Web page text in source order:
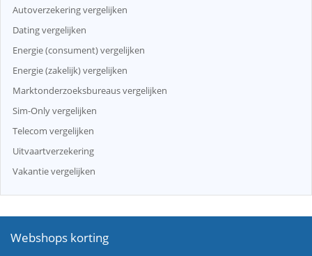
Autoverzekering vergelijken
Dating vergelijken
Energie (consument) vergelijken
Energie (zakelijk) vergelijken
Marktonderzoeksbureaus vergelijken
Sim-Only vergelijken
Telecom vergelijken
Uitvaartverzekering
Vakantie vergelijken
Webshops korting